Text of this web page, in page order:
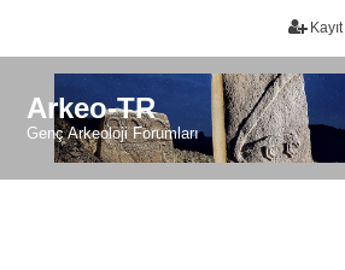
Kayıt
Arkeo-TR
Genç Arkeoloji Forumları